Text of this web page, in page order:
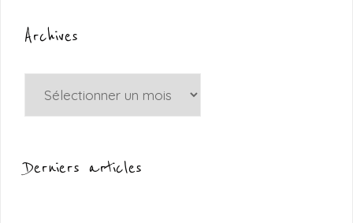
Archives
Derniers articles